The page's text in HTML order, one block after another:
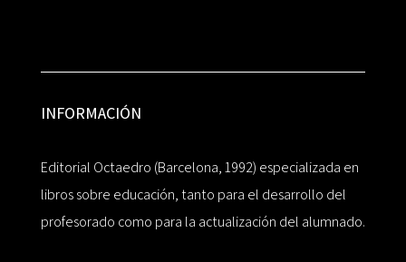
INFORMACIÓN
Editorial Octaedro (Barcelona, 1992) especializada en
libros sobre educación, tanto para el desarrollo del
profesorado como para la actualización del alumnado.